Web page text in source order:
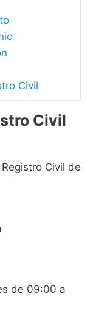
Civil
Civil
Civil de
de 09:00 a